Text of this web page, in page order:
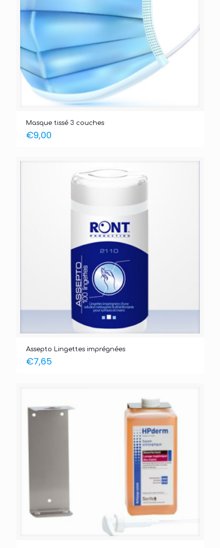
Masque tissé 3 couches
€9,00
Assepto Lingettes imprégnées
€7,65